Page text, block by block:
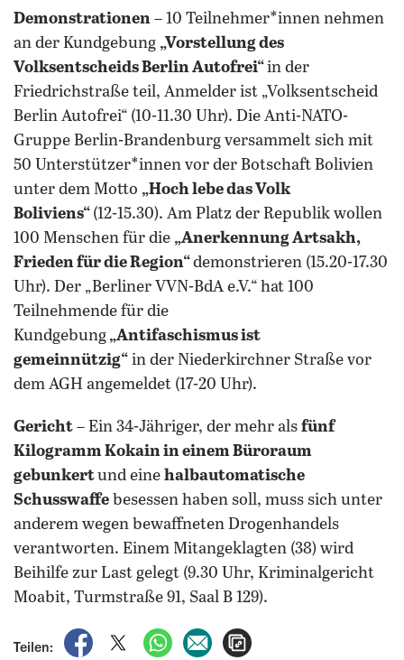
Demonstrationen – 10 Teilnehmer*innen nehmen
an der Kundgebung „Vorstellung des
Volksentscheids Berlin Autofrei“in der
Friedrichstraße teil, Anmelder ist „Volksentscheid
Berlin Autofrei“ (10-11.30 Uhr). Die Anti-NATO-
Gruppe Berlin-Brandenburg versammelt sich mit
50 Unterstützer*innen vor der Botschaft Bolivien
unter dem Motto „Hoch lebe das Volk
Boliviens“ (12-15.30). Am Platz der Republik wollen
100 Menschen für die „Anerkennung Artsakh,
Frieden für die Region“demonstrieren (15.20-17.30
Uhr). Der „Berliner VVN-BdA e.V.“ hat 100
Teilnehmende für die
Kundgebung „Antifaschismus ist
gemeinnützig“ in der Niederkirchner Straße vor
dem AGH angemeldet (17-20 Uhr).
Gericht – Ein 34-Jähriger, der mehr als fünf
Kilogramm Kokain in einem Büroraum
gebunkertund eine halbautomatische
Schusswaffe besessen haben soll, muss sich unter
anderem wegen bewaffneten Drogenhandels
verantworten. Einem Mitangeklagten (38) wird
Beihilfe zur Last gelegt (9.30 Uhr, Kriminalgericht
Moabit, Turmstraße 91, Saal B 129).
Teilen:
auf Facebook teilen
auf X teilenper WhatsApp teilen
per E-Mail teilen